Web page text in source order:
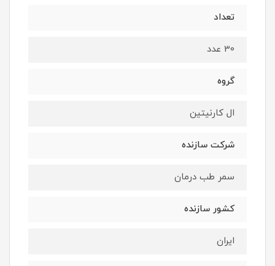
تعداد
30 عدد
گروه
ال کارنیتین
شرکت سازنده
سمر طب درمان
کشور سازنده
ایران